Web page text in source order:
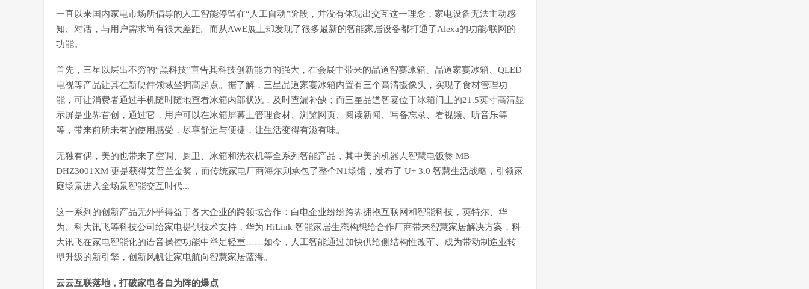
一直以来国内家电市场所倡导的人工智能停留在“人工自动”阶段，并没有体现出交互这一理念，家电设备无法主动感
知、对话，与用户需求尚有很大差距。而从AWE展上却发现了很多最新的智能家居设备都打通了Alexa的功能/联网的
功能。
首先，三星以层出不穷的“黑科技”宣告其科技创新能力的强大，在会展中带来的品道智宴冰箱、品道家宴冰箱、QLED
电视等产品让其在新硬件领域坐拥高起点。据了解，三星品道家宴冰箱内置有三个高清摄像头，实现了食材管理功
能，可让消费者通过手机随时随地查看冰箱内部状况，及时查漏补缺；而三星品道智宴位于冰箱门上的21.5英寸高清显
示屏是业界首创，通过它，用户可以在冰箱屏幕上管理食材、浏览网页、阅读新闻、写备忘录、看视频、听音乐等
等，带来前所未有的使用感受，尽享舒适与便捷，让生活变得有滋有味。
无独有偶，美的也带来了空调、厨卫、冰箱和洗衣机等全系列智能产品，其中美的机器人智慧电饭煲 MB-
DHZ3001XM 更是获得艾普兰金奖，而传统家电厂商海尔则承包了整个N1场馆，发布了 U+ 3.0 智慧生活战略，引领家
庭场景进入全场景智能交互时代...
这一系列的创新产品无外乎得益于各大企业的跨领域合作：白电企业纷纷跨界拥抱互联网和智能科技，英特尔、华
为、科大讯飞等科技公司给家电提供技术支持，华为 HiLink 智能家居生态构想给合作厂商带来智慧家居解决方案，科
大讯飞在家电智能化的语音操控功能中举足轻重……如今，人工智能通过加快供给侧结构性改革、成为带动制造业转
型升级的新引擎，创新风帆让家电航向智慧家居蓝海。
云云互联落地，打破家电各自为阵的爆点